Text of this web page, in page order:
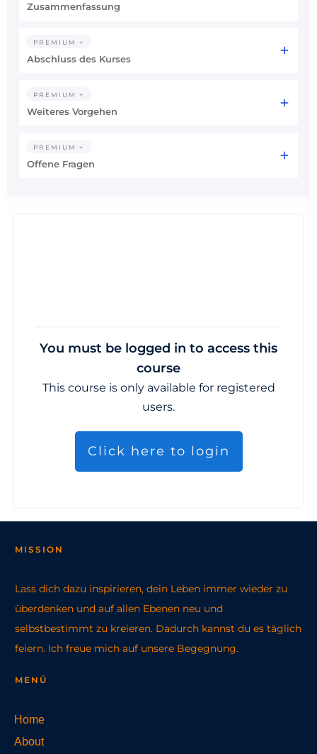
You must be logged in to access this
course
This course is only available for registered
users.
Click here to login
Zusammenfassung
PREMIUM +
Abschluss des Kurses
PREMIUM +
Weiteres Vorgehen
PREMIUM +
Offene Fragen
MISSION
Lass dich dazu inspirieren, dein Leben immer wieder zu
überdenken und auf allen Ebenen neu und
selbstbestimmt zu kreieren. Dadurch kannst du es täglich
feiern. Ich freue mich auf unsere Begegnung.
MENÜ
Home
About